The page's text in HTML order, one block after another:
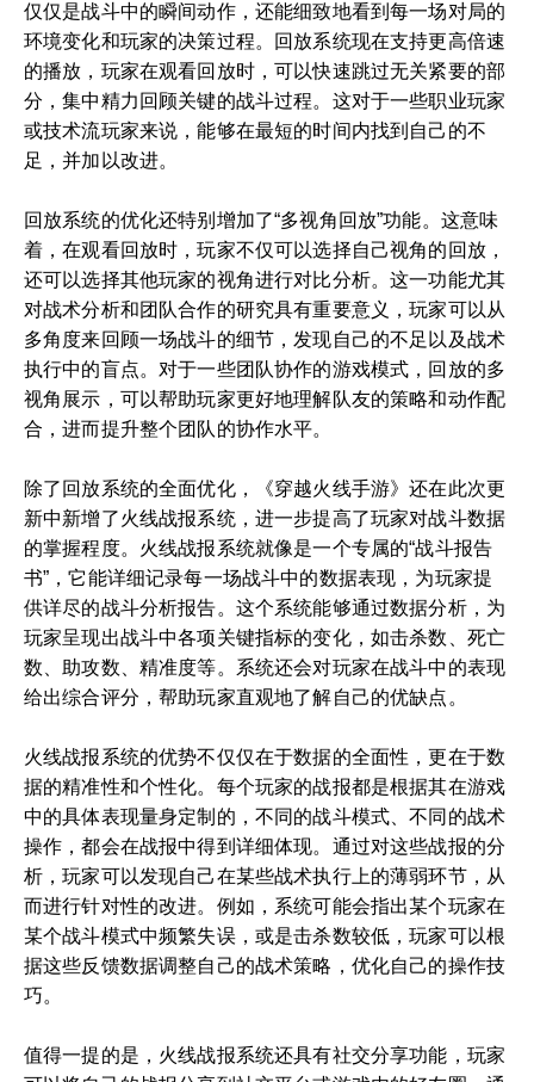
仅仅是战斗中的瞬间动作，还能细致地看到每一场对局的
环境变化和玩家的决策过程。回放系统现在支持更高倍速
的播放，玩家在观看回放时，可以快速跳过无关紧要的部
分，集中精力回顾关键的战斗过程。这对于一些职业玩家
或技术流玩家来说，能够在最短的时间内找到自己的不
足，并加以改进。
回放系统的优化还特别增加了“多视角回放”功能。这意味
着，在观看回放时，玩家不仅可以选择自己视角的回放，
还可以选择其他玩家的视角进行对比分析。这一功能尤其
对战术分析和团队合作的研究具有重要意义，玩家可以从
多角度来回顾一场战斗的细节，发现自己的不足以及战术
执行中的盲点。对于一些团队协作的游戏模式，回放的多
视角展示，可以帮助玩家更好地理解队友的策略和动作配
合，进而提升整个团队的协作水平。
除了回放系统的全面优化，《穿越火线手游》还在此次更
新中新增了火线战报系统，进一步提高了玩家对战斗数据
的掌握程度。火线战报系统就像是一个专属的“战斗报告
书”，它能详细记录每一场战斗中的数据表现，为玩家提
供详尽的战斗分析报告。这个系统能够通过数据分析，为
玩家呈现出战斗中各项关键指标的变化，如击杀数、死亡
数、助攻数、精准度等。系统还会对玩家在战斗中的表现
给出综合评分，帮助玩家直观地了解自己的优缺点。
火线战报系统的优势不仅仅在于数据的全面性，更在于数
据的精准性和个性化。每个玩家的战报都是根据其在游戏
中的具体表现量身定制的，不同的战斗模式、不同的战术
操作，都会在战报中得到详细体现。通过对这些战报的分
析，玩家可以发现自己在某些战术执行上的薄弱环节，从
而进行针对性的改进。例如，系统可能会指出某个玩家在
某个战斗模式中频繁失误，或是击杀数较低，玩家可以根
据这些反馈数据调整自己的战术策略，优化自己的操作技
巧。
值得一提的是，火线战报系统还具有社交分享功能，玩家